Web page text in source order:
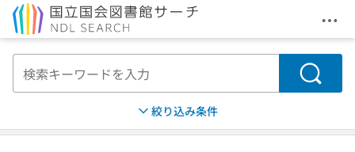
メ
検索
絞り込み条件